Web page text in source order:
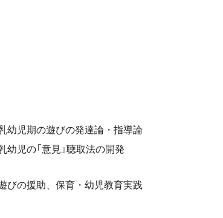
幼児期の遊びの発達論・指導論
幼児の「意見」聴取法の開発
びの援助、保育・幼児教育実践